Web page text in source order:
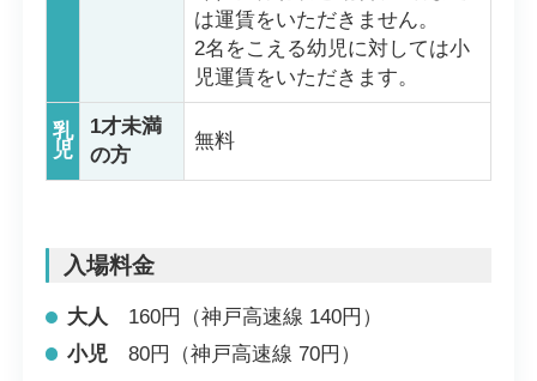
は運賃をいただきません。
2名をこえる幼児に対しては小
児運賃をいただきます。
乳
児
1才未満
の方
無料
入場料金
大人 160円（神戸高速線 140円）
小児80円（神戸高速線 70円）